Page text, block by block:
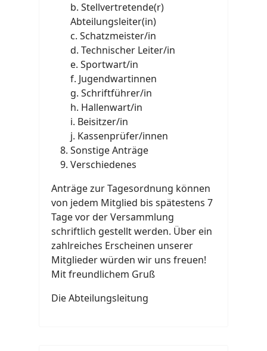
b. Stellvertretende(r)
Abteilungsleiter(in)
c. Schatzmeister/in
d. Technischer Leiter/in
e. Sportwart/in
f. Jugendwartinnen
g. Schriftführer/in
h. Hallenwart/in
i. Beisitzer/in
j. Kassenprüfer/innen
Sonstige Anträge
Verschiedenes
Anträge zur Tagesordnung können
von jedem Mitglied bis spätestens 7
Tage vor der Versammlung
schriftlich gestellt werden. Über ein
zahlreiches Erscheinen unserer
Mitglieder würden wir uns freuen!
Mit freundlichem Gruß
Die Abteilungsleitung